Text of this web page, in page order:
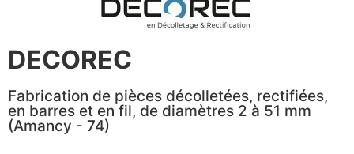
DECOREC
Fabrication de pièces décolletées, rectifiées,
en barres et en fil, de diamètres 2 à 51 mm
(Amancy - 74)